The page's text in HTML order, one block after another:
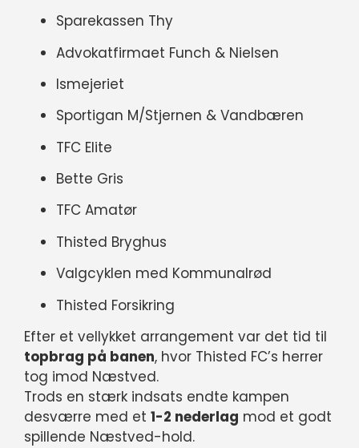
Sparekassen Thy
Advokatfirmaet Funch & Nielsen
Ismejeriet
Sportigan M/Stjernen & Vandbæren
TFC Elite
Bette Gris
TFC Amatør
Thisted Bryghus
Valgcyklen med Kommunalrød
Thisted Forsikring
Efter et vellykket arrangement var det tid til
topbrag på banen, hvor Thisted FC’s herrer
tog imod Næstved.
Trods en stærk indsats endte kampen
desværre med et 1-2 nederlag mod et godt
spillende Næstved-hold.